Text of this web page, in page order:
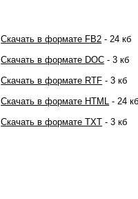
Скачать в формате FB2 - 24 кб
Скачать в формате DOC - 3 кб
Скачать в формате RTF - 3 кб
Скачать в формате HTML - 24
Скачать в формате TXT - 3 кб